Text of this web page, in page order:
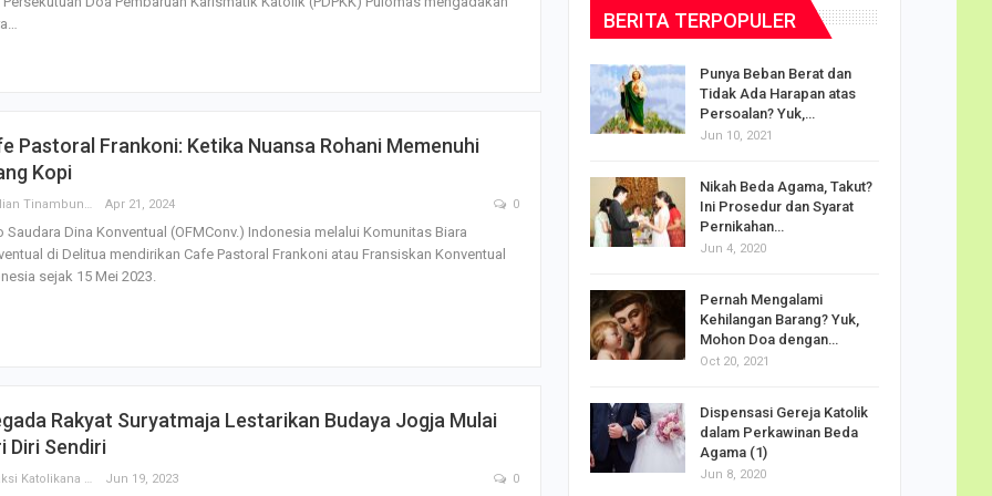
Pastoral Frankoni: Ketika Nuansa Rohani Memenuhi
Kopi
Apr 21, 2024 0
Saudara Dina Konventual (OFMConv.) Indonesia melalui Komunitas Biara
di Delitua mendirikan Cafe Pastoral Frankoni atau Fransiskan Konventual
sejak 15 Mei 2023.
Rakyat Suryatmaja Lestarikan Budaya Jogja Mulai
Diri Sendiri
Jun 19, 2023 0
BERITA TERPOPULER
Paling Menginspirasi
Mar 10, 2021
Novena Tiga Salam Maria
Punya Beban Berat dan
Tidak Ada Harapan atas
Persoalan? Yuk,…
Jun 10, 2021
Nikah Beda Agama, Takut?
Ini Prosedur dan Syarat
Pernikahan…
Jun 4, 2020
Pernah Mengalami
Kehilangan Barang? Yuk,
Mohon Doa dengan…
Oct 20, 2021
Dispensasi Gereja Katolik
dalam Perkawinan Beda
Agama (1)
Jun 8, 2020